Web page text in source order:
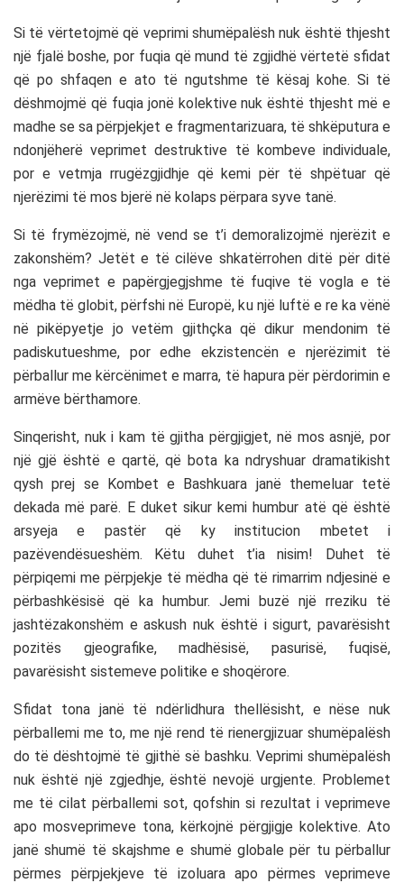
Si të vërtetojmë që veprimi shumëpalësh nuk është thjesht
një fjalë boshe, por fuqia që mund të zgjidhë vërtetë sfidat
që po shfaqen e ato të ngutshme të kësaj kohe. Si të
dëshmojmë që fuqia jonë kolektive nuk është thjesht më e
madhe se sa përpjekjet e fragmentarizuara, të shkëputura e
ndonjëherë veprimet destruktive të kombeve individuale,
por e vetmja rrugëzgjidhje që kemi për të shpëtuar që
njerëzimi të mos bjerë në kolaps përpara syve tanë.
Si të frymëzojmë, në vend se t’i demoralizojmë njerëzit e
zakonshëm? Jetët e të cilëve shkatërrohen ditë për ditë
nga veprimet e papërgjegjshme të fuqive të vogla e të
mëdha të globit, përfshi në Europë, ku një luftë e re ka vënë
në pikëpyetje jo vetëm gjithçka që dikur mendonim të
padiskutueshme, por edhe ekzistencën e njerëzimit të
përballur me kërcënimet e marra, të hapura për përdorimin e
armëve bërthamore.
Sinqerisht, nuk i kam të gjitha përgjigjet, në mos asnjë, por
një gjë është e qartë, që bota ka ndryshuar dramatikisht
qysh prej se Kombet e Bashkuara janë themeluar tetë
dekada më parë. E duket sikur kemi humbur atë që është
arsyeja e pastër që ky institucion mbetet i
pazëvendësueshëm. Këtu duhet t’ia nisim! Duhet të
përpiqemi me përpjekje të mëdha që të rimarrim ndjesinë e
përbashkësisë që ka humbur. Jemi buzë një rreziku të
jashtëzakonshëm e askush nuk është i sigurt, pavarësisht
pozitës gjeografike, madhësisë, pasurisë, fuqisë,
pavarësisht sistemeve politike e shoqërore.
Sfidat tona janë të ndërlidhura thellësisht, e nëse nuk
përballemi me to, me një rend të rienergjizuar shumëpalësh
do të dështojmë të gjithë së bashku. Veprimi shumëpalësh
nuk është një zgjedhje, është nevojë urgjente. Problemet
me të cilat përballemi sot, qofshin si rezultat i veprimeve
apo mosveprimeve tona, kërkojnë përgjigje kolektive. Ato
janë shumë të skajshme e shumë globale për tu përballur
përmes përpjekjeve të izoluara apo përmes veprimeve